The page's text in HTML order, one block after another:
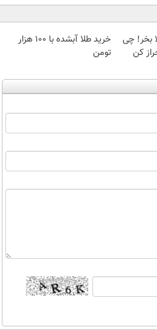
بخر! چی
کن
خرید طلا آبشده با 100 هزار
تومن